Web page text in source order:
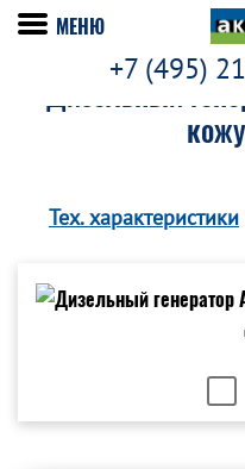
+7 (495)
МЕНЮ
Дизельный
Тех. характеристики